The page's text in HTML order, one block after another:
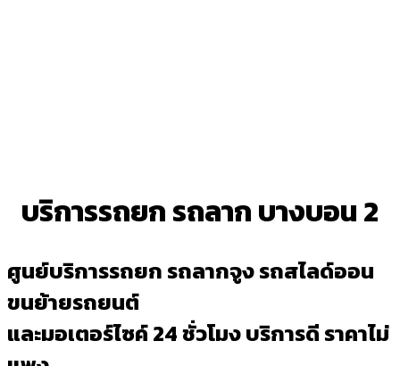
บริการรถยก รถลาก บางบอน 2
ศูนย์บริการรถยก รถลากจูง รถสไลด์ออน
ขนย้ายรถยนต์
และมอเตอร์ไซค์ 24 ชั่วโมง บริการดี ราคาไม่